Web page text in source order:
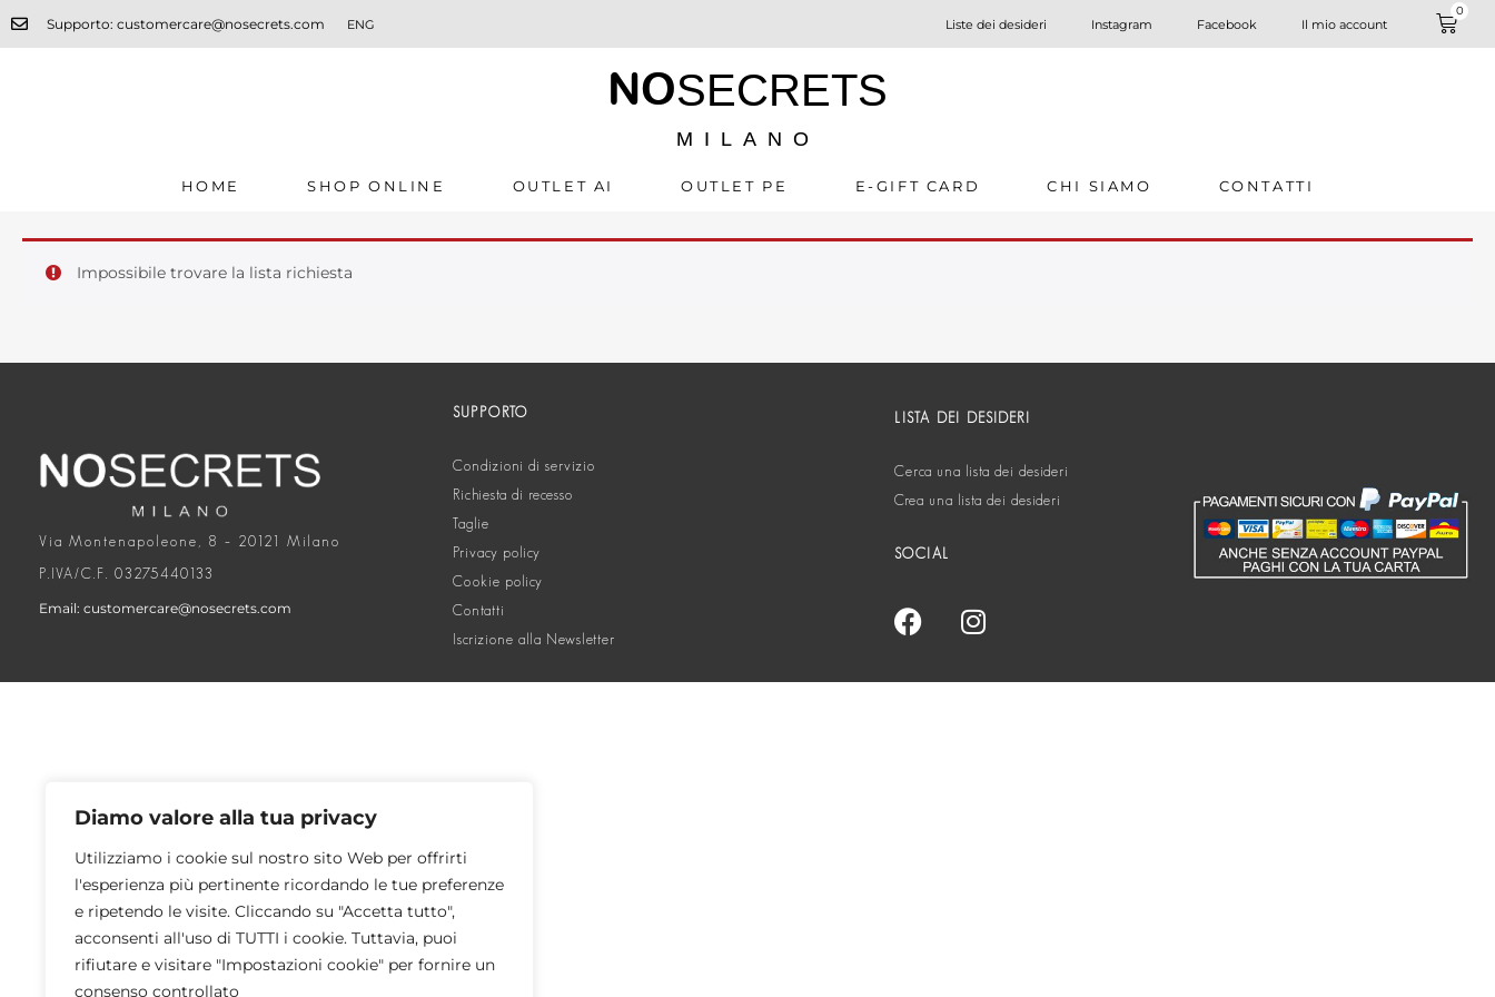
Diamo valore alla tua privacy
Utilizziamo i cookie sul nostro sito Web per offrirti
l'esperienza più pertinente ricordando le tue preferenze
e ripetendo le visite. Cliccando su "Accetta tutto",
acconsenti all'uso di TUTTI i cookie. Tuttavia, puoi
rifiutare e visitare "Impostazioni cookie" per fornire un
consenso controllato
Supporto: customercare@nosecrets.com ENG Liste dei desideri Instagram Facebook Il mio account
0
NOSECRETS
MILANO
HOME SHOP ONLINE OUTLET AI OUTLET PE E-GIFT CARD CHI SIAMO CONTATTI
Impossibile trovare la lista richiesta
Via Montenapoleone, 8 – 20121 Milano
P.IVA/C.F. 03275440133
Email: customercare@nosecrets.com
SUPPORTO
Condizioni di servizio
Richiesta di recesso
Taglie
Privacy policy
Cookie policy
Contatti
Iscrizione alla Newsletter
LISTA DEI DESIDERI
Cerca una lista dei desideri
Crea una lista dei desideri
SOCIAL